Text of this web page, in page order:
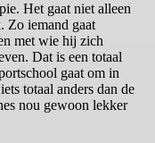
Het gaat niet alleen
Zo iemand gaat
met wie hij zich
Dat is een totaal
gaat om in
totaal anders dan de
nou gewoon lekker